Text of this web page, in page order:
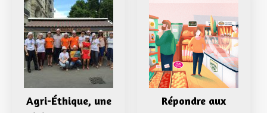
Agri-Éthique, une
Répondre aux